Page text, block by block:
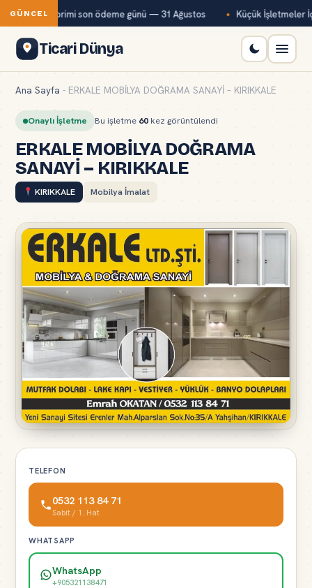
GÜNCEL
temmuz ayı primi son ödeme günü — 31 Ağustos Küçük İşletmeler
Ticari Dünya
Ana Sayfa - ERKALE MOBİLYA DOĞRAMA SANAYİ – KIRIKKALE
Onaylı İşletme Bu işletme 60 kez görüntülendi
ERKALE MOBİLYA DOĞRAMA
SANAYİ – KIRIKKALE
KIRIKKALE Mobilya İmalat
TELEFON
0532 113 84 71
Sabit / 1. Hat
WHATSAPP
WhatsApp
+905321138471